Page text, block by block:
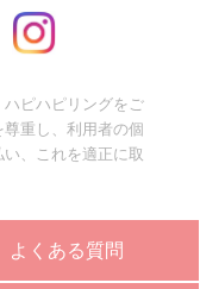
ピハピリングをご
重し、利用者の個
、これを適正に取
よくある質問